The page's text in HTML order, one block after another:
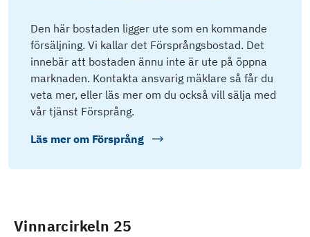
Den här bostaden ligger ute som en kommande
försäljning. Vi kallar det Försprångsbostad. Det
innebär att bostaden ännu inte är ute på öppna
marknaden. Kontakta ansvarig mäklare så får du
veta mer, eller läs mer om du också vill sälja med
vår tjänst Försprång.
Läs mer om Försprång
Vinnarcirkeln 25